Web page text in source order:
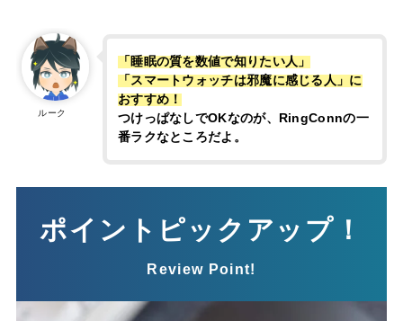
ルーク
「睡眠の質を数値で知りたい人」
「スマートウォッチは邪魔に感じる人」に
おすすめ！
つけっぱなしでOKなのが、RingConnの一
番ラクなところだよ。
ポイントピックアップ！
Review Point!